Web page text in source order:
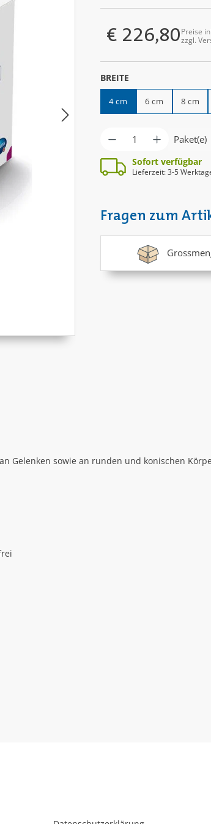
Regulärer Preis:
€ 226,80Preise
zzgl.
BREITE
4 cm 6 cm 8 cm
Produkt Paket(e)
Sofort verfügbar
Lieferzeit: 3-5
Fragen zum
Gelenken sowie an runden und konischen